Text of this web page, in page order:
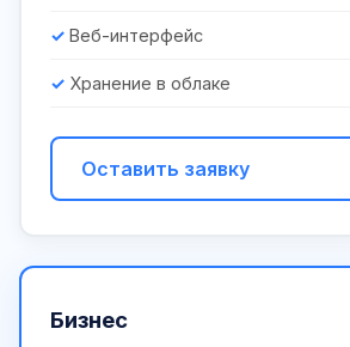
Веб-интерфейс
Хранение в облаке
Оставить заявку
Бизнес